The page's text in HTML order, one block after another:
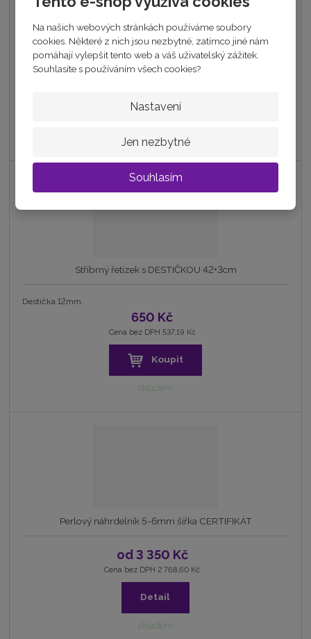
Na našich webových stránkách používáme soubory
cookies. Některé z nich jsou nezbytné, zatímco jiné nám
pomáhají vylepšit tento web a váš uživatelský zážitek.
Souhlasíte s používáním všech cookies?
Nastavení
Jen nezbytné
Souhlasím
N0000250
890 Kč
Koupit
skladem
Stříbrný řetízek s DESTIČKOU 42+3cm
Destička 12mm.
650 Kč
Cena bez DPH 537,19 Kč
Koupit
skladem
Perlový náhrdelník 5-6mm šířka CERTIFIKÁT
od 3 350 Kč
Cena bez DPH 2 768,60 Kč
Detail
skladem